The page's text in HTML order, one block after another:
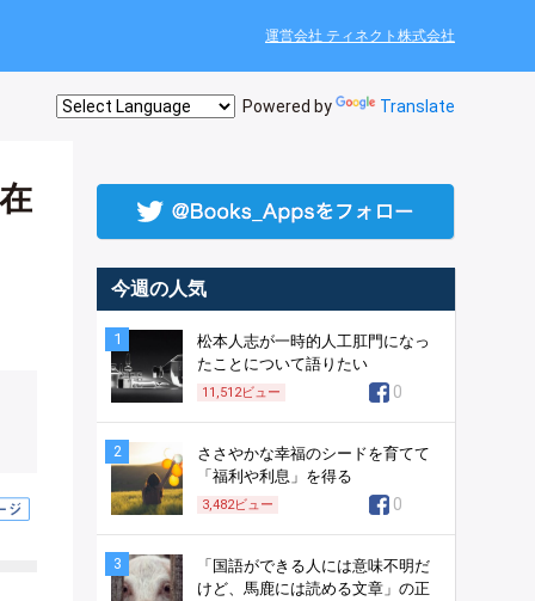
運営会社 ティネクト株式会社
Powered by Translate
今週の人気
1
松本人志が一時的人工肛門になっ
たことについて語りたい
11,512ビュー 0
2
ささやかな幸福のシードを育てて
「福利や利息」を得る
3,482ビュー 0
3
「国語ができる人には意味不明だ
けど、馬鹿には読める文章」の正